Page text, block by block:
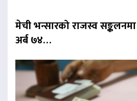
मेची भन्सारको राजस्व
अर्ब ७४…